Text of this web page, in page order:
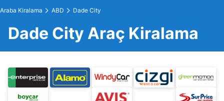
Araba Kiralama ABD Dade City
Dade City Araç Kiralama